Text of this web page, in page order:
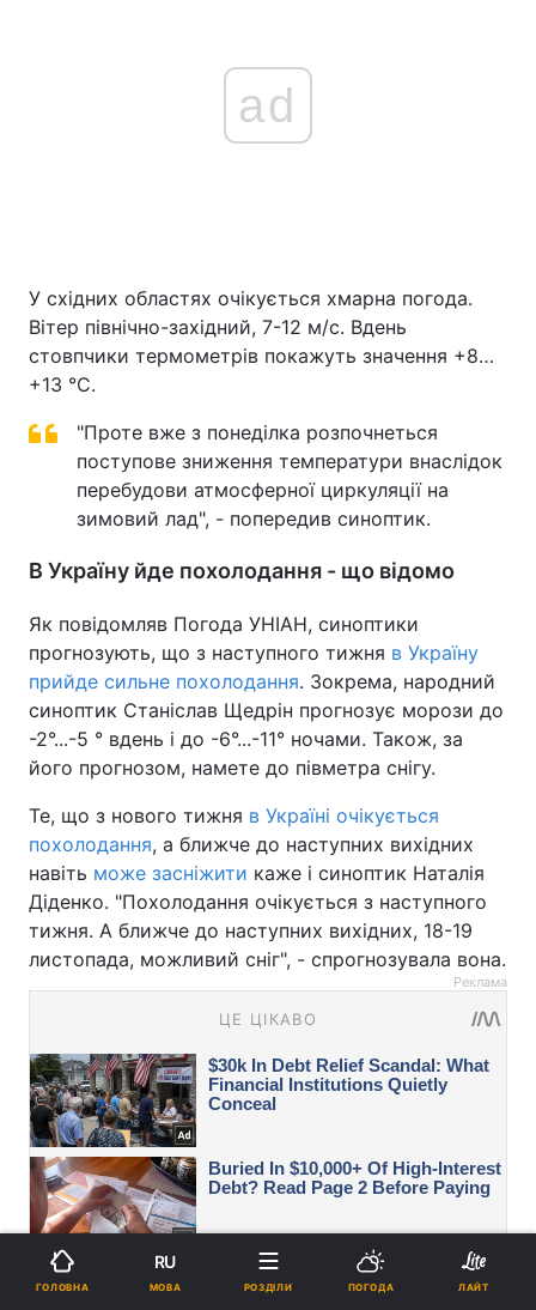
ad
У східних областях очікується хмарна погода.
Вітер північно-західний, 7-12 м/с. Вдень
стовпчики термометрів покажуть значення +8…
+13 °С.
"Проте вже з понеділка розпочнеться
поступове зниження температури внаслідок
перебудови атмосферної циркуляції на
зимовий лад", - попередив синоптик.
В Україну йде похолодання - що відомо
Як повідомляв Погода УНІАН, синоптики
прогнозують, що з наступного тижня в Україну
прийде сильне похолодання. Зокрема, народний
синоптик Станіслав Щедрін прогнозує морози до
-2°...-5 ° вдень і до -6°...-11° ночами. Також, за
його прогнозом, намете до півметра снігу.
Те, що з нового тижня в Україні очікується
похолодання, а ближче до наступних вихідних
навіть може засніжити каже і синоптик Наталія
Діденко. "Похолодання очікується з наступного
тижня. А ближче до наступних вихідних, 18-19
листопада, можливий сніг", - спрогнозувала вона.
Реклама
ГОЛОВНА
RU
МОВА РОЗДІЛИ ПОГОДА ЛАЙТ